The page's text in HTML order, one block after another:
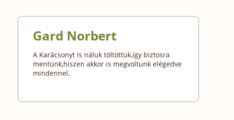
Gard Norbert
A Karácsonyt is náluk töltöttük,így biztosra
mentünk,hiszen akkor is megvoltunk elégedve
mindennel.